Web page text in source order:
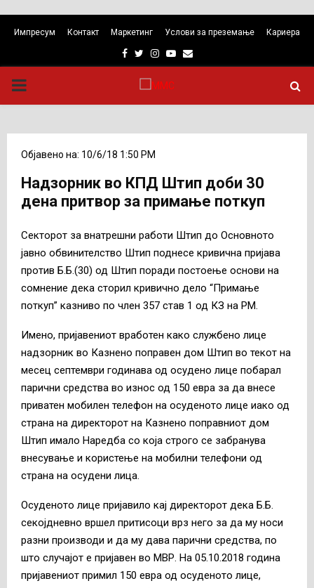
Импресум Контакт Маркетинг Услови за преземање Кариера
Facebook
TwitterInstagram
Youtube
Email
PRIMARY
Објавено на: 10/6/18 1:50 PM
Надзорник во КПД Штип доби 30
дена притвор за примање поткуп
Секторот за внатрешни работи Штип до Основното
јавно обвинителство Штип поднесе кривична пријава
против Б.Б.(30) од Штип поради постоење основи на
сомнение дека сторил кривично дело “Примање
поткуп” казниво по член 357 став 1 од КЗ на РМ.
Имено, пријавениот вработен како службено лице
надзорник во Казнено поправен дом Штип во текот на
месец септември годинава од осудено лице побарал
парични средства во износ од 150 евра за да внесе
приватен мобилен телефон на осуденото лице иако од
страна на директорот на Казнено поправниот дом
Штип имало Наредба со која строго се забранува
внесување и користење на мобилни телефони од
страна на осудени лица.
Осуденото лице пријавило кај директорот дека Б.Б.
секојдневно вршел притисоци врз него за да му носи
разни производи и да му дава парични средства, по
што случајот е пријавен во МВР. На 05.10.2018 година
пријавениот примил 150 евра од осуденото лице,